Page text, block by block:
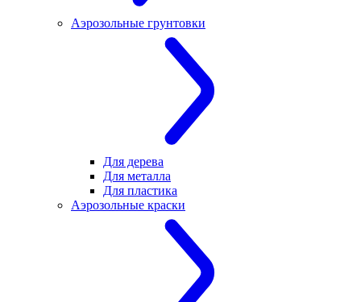
Аэрозольные грунтовки
Для дерева
Для металла
Для пластика
Аэрозольные краски